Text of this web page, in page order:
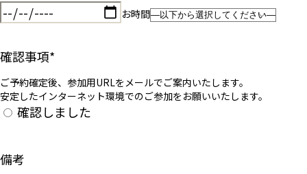
お時間
確認事項*
ご予約確定後、参加用URLをメールでご案内いたします。
安定したインターネット環境でのご参加をお願いいたします。
確認しました
備考